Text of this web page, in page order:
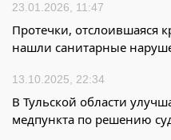
23.01.2026, 11:47
Протечки, отслоившаяся
нашли санитарные
13.10.2025, 22:34
В Тульской области
медпункта по решению